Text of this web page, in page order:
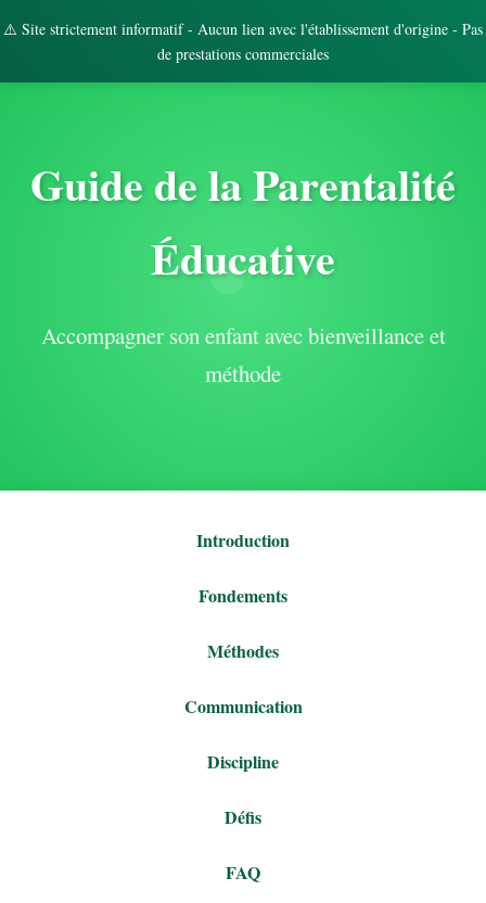
⚠️ Site strictement informatif - Aucun lien avec l'établissement d'origine - Pas
de prestations commerciales
Guide de la Parentalité
Éducative
Accompagner son enfant avec bienveillance et
méthode
Introduction
Fondements
Méthodes
Communication
Discipline
Défis
FAQ